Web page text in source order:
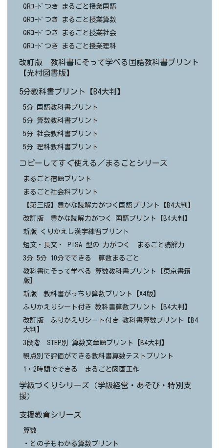
QRｺｰﾄﾞつき まるごと授業国語
QRｺｰﾄﾞつき まるごと授業算数
QRｺｰﾄﾞつき まるごと授業社会
QRｺｰﾄﾞつき まるごと授業理科
改訂版 教科書にそって学べる国語教科書プリント
【光村図書版】
5分教科書プリント【B4大判】
5分 国語教科書プリント
5分 算数教科書プリント
5分 社会教科書プリント
5分 理科教科書プリント
コピーしてすぐ使える／まるごとシリーズ
まるごと宿題プリント
まるごと社会科プリント
【第三版】豊かな読解力がつく国語プリント【B4大判】
改訂版 豊かな読解力がつく 国語プリント【B4大判】
新版 くりかえし漢字練習プリント
短文・長文・ PISA 型の 力がつく まるごと読解力
3分 5分 10分でできる 算数まるごと
教科書にそって学べる 算数教科書プリント【東京書籍
版】
新版 教科書がっちり算数プリント【A4版】
ふりかえりシート付き 教科書算数プリント【B4大判】
改訂版 ふりかえりシート付き 教科書算数プリント【B4
大判】
3段階 STEP別 算数文章題プリント【B4大判】
観点別で評価ができる教科書算数テストプリント
1・2時間でできる まるごと図画工作
学級づくりシリーズ（学級経営・あそび・特別支
援）
支援教育シリーズ
算数
・どの子もわかる算数プリント